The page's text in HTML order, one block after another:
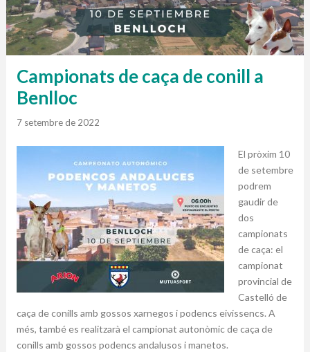
Campionats de caça de conill a
Benlloc
7 setembre de 2022
El pròxim 10
de setembre
podrem
gaudir de
dos
campionats
de caça: el
campionat
provincial de
Castelló de
caça de conills amb gossos xarnegos i podencs eivissencs. A
més, també es realitzarà el campionat autonòmic de caça de
conills amb gossos podencs andalusos i manetos.